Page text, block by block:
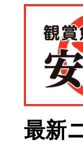
最新